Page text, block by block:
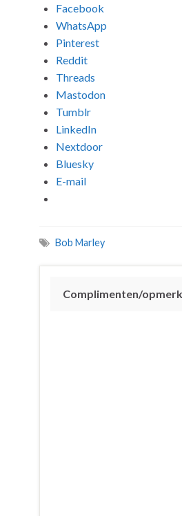
Facebook
WhatsApp
Pinterest
Reddit
Threads
Mastodon
Tumblr
LinkedIn
Nextdoor
Bluesky
E-mail
Bob Marley
Complimenten/